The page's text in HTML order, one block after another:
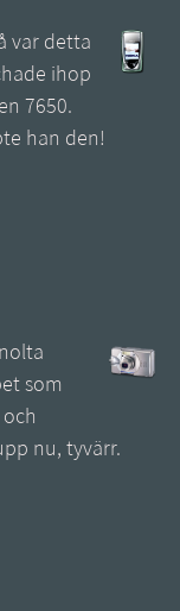
var detta
ihop
7650.
han den!
som
nu, tyvärr.